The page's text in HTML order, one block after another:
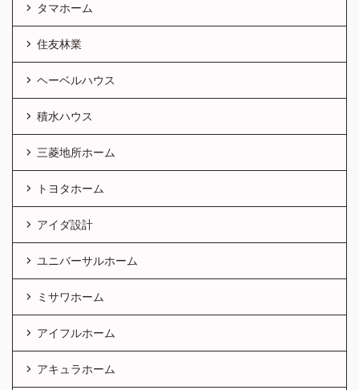
タマホーム
住友林業
ヘーベルハウス
積水ハウス
三菱地所ホーム
トヨタホーム
アイダ設計
ユニバーサルホーム
ミサワホーム
アイフルホーム
アキュラホーム